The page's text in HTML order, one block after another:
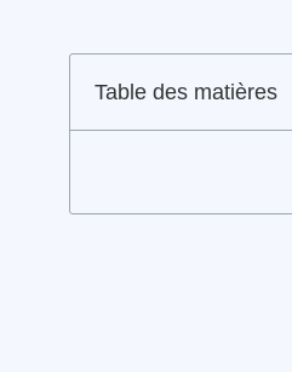
Table des matières